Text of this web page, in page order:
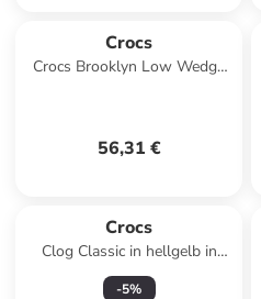
Crocs
Crocs Brooklyn Low Wedge
56,31 €
Crocs
Clog Classic in hellgelb in
hellgelb
-5%